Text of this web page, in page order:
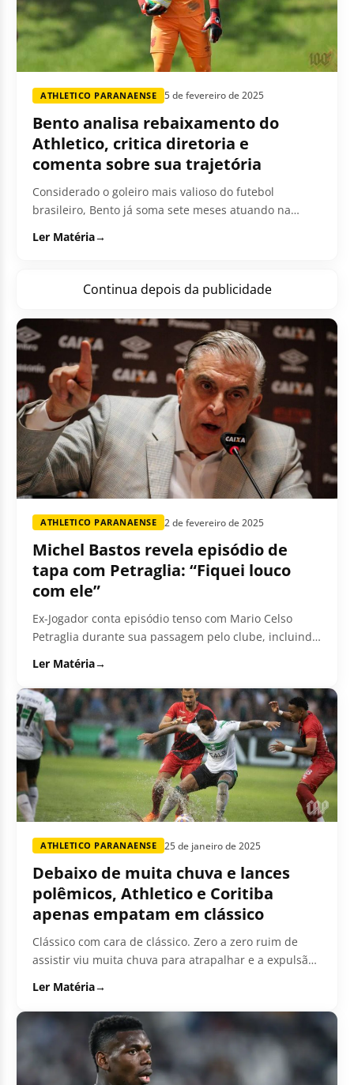
ATHLETICO PARANAENSE 5 de fevereiro de 2025
Bento analisa rebaixamento do
Athletico, critica diretoria e
comenta sobre sua trajetória
Considerado o goleiro mais valioso do futebol
brasileiro, Bento já soma sete meses atuando na
Ler Matéria→
Continua depois da publicidade
ATHLETICO PARANAENSE 2 de fevereiro de 2025
Michel Bastos revela episódio de
tapa com Petraglia: “Fiquei louco
com ele”
Ex-Jogador conta episódio tenso com Mario Celso
Petraglia durante sua passagem pelo clube, incluindo
Ler Matéria→
ATHLETICO PARANAENSE 25 de janeiro de 2025
Debaixo de muita chuva e lances
polêmicos, Athletico e Coritiba
apenas empatam em clássico
Clássico com cara de clássico. Zero a zero ruim de
assistir viu muita chuva para atrapalhar e a expulsão
Ler Matéria→